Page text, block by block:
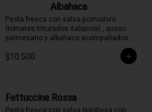
Albahaca
Pasta fresca con salsa pomodoro
(tomates triturados italianos) , queso
parmesano y albahaca acompañados
$10.500
Fettuccine Rossa
Pasta fresca con salsa boloñesa con